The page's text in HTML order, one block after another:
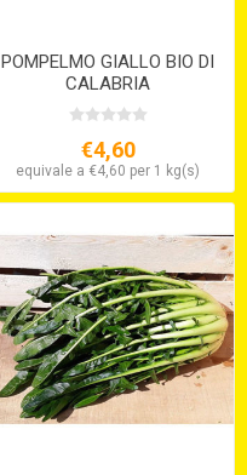
POMPELMO GIALLO BIO DI
CALABRIA
€4,60
equivale a €4,60 per 1 kg(s)